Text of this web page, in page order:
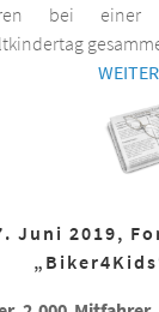
bei einer
Juni 2019,